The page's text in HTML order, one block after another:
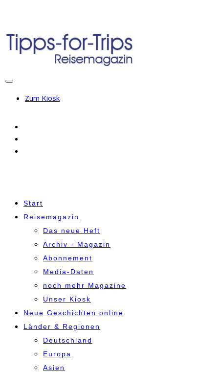
Zum Kiosk
Start
Reisemagazin
Das neue Heft
Archiv - Magazin
Abonnement
Media-Daten
noch mehr Magazine
Unser Kiosk
Neue Geschichten online
Länder & Regionen
Deutschland
Europa
Asien